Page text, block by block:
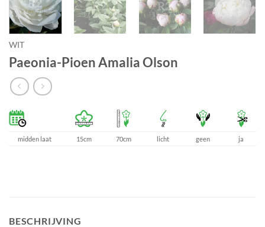
WIT
Paeonia-Pioen Amalia Olson
midden laat 15cm 70cm licht geen ja
BESCHRIJVING